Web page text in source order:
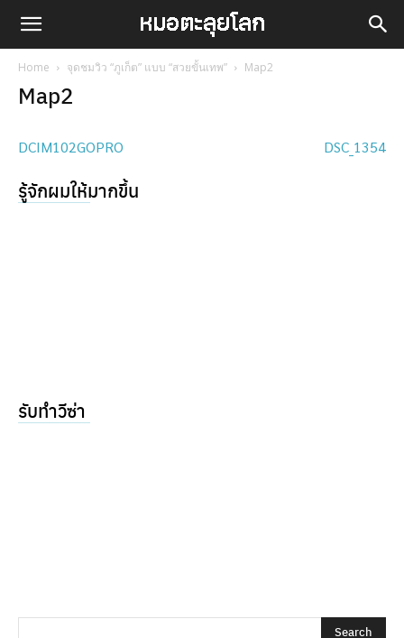
Home จุดชมวิว “ภูเก็ต” แบบ “สวยขั้นเทพ” Map2
Map2
DCIM102GOPRO DSC_1354
รู้จักผมให้มากขึ้น
รับทำวีซ่า